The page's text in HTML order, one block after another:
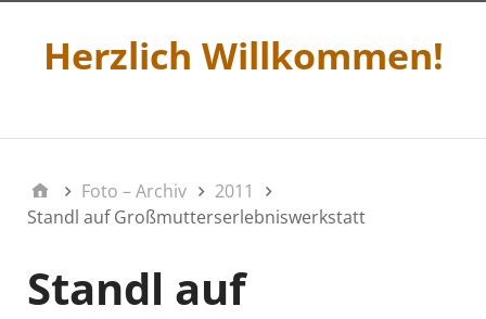
Herzlich Willkommen!
Foto – Archiv
2011
Standl auf Großmutterserlebniswerkstatt
Standl auf